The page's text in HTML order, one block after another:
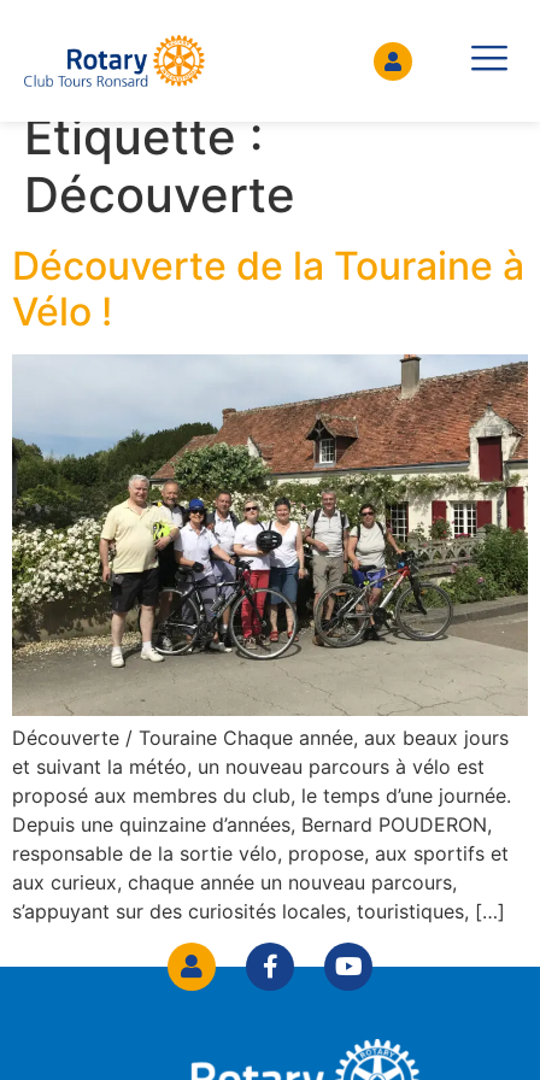
Étiquette :
Découverte
Découverte de la Touraine à
Vélo !
Découverte / Touraine Chaque année, aux beaux jours
et suivant la météo, un nouveau parcours à vélo est
proposé aux membres du club, le temps d’une journée.
Depuis une quinzaine d’années, Bernard POUDERON,
responsable de la sortie vélo, propose, aux sportifs et
aux curieux, chaque année un nouveau parcours,
s’appuyant sur des curiosités locales, touristiques, […]